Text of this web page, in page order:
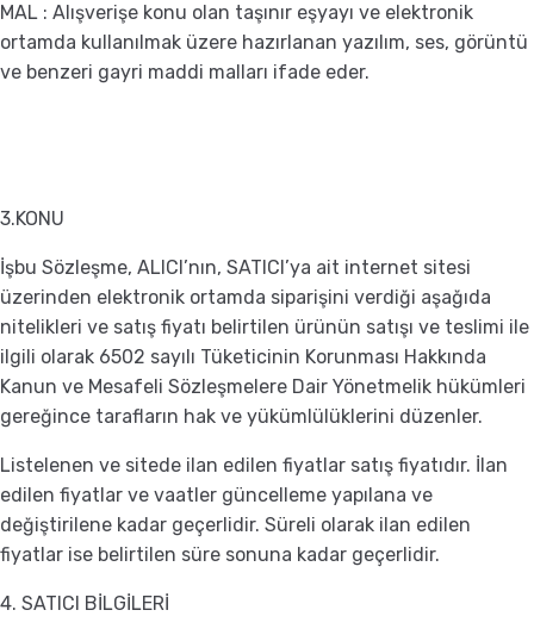
MAL : Alışverişe konu olan taşınır eşyayı ve elektronik
ortamda kullanılmak üzere hazırlanan yazılım, ses, görüntü
ve benzeri gayri maddi malları ifade eder.
3.KONU
İşbu Sözleşme, ALICI’nın, SATICI’ya ait internet sitesi
üzerinden elektronik ortamda siparişini verdiği aşağıda
nitelikleri ve satış fiyatı belirtilen ürünün satışı ve teslimi ile
ilgili olarak 6502 sayılı Tüketicinin Korunması Hakkında
Kanun ve Mesafeli Sözleşmelere Dair Yönetmelik hükümleri
gereğince tarafların hak ve yükümlülüklerini düzenler.
Listelenen ve sitede ilan edilen fiyatlar satış fiyatıdır. İlan
edilen fiyatlar ve vaatler güncelleme yapılana ve
değiştirilene kadar geçerlidir. Süreli olarak ilan edilen
fiyatlar ise belirtilen süre sonuna kadar geçerlidir.
4. SATICI BİLGİLERİ